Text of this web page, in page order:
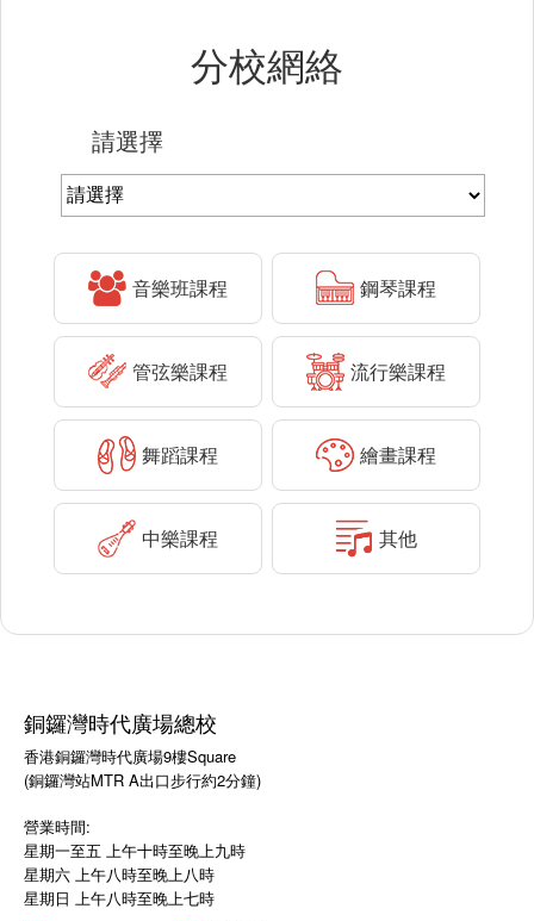
分校網絡
請選擇
音樂班課程 鋼琴課程
管弦樂課程 流行樂課程
舞蹈課程 繪畫課程
中樂課程 其他
銅鑼灣時代廣場總校
香港銅鑼灣時代廣場9樓Square
(銅鑼灣站MTR A出口步行約2分鐘)
營業時間:
星期一至五 上午十時至晚上九時
星期六 上午八時至晚上八時
星期日 上午八時至晚上七時